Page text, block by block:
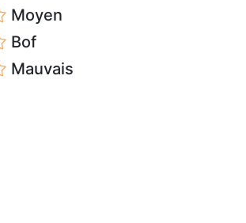
Moyen
Bof
Mauvais